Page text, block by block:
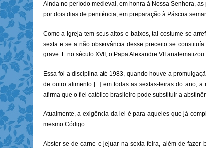
Ainda no período medieval, em honra à Nossa Senhora,
por dois dias de penitência, em preparação à Páscoa
Como a Igreja tem seus altos e baixos, tal costume se
sexta e se a não observância desse preceito se
grave. E no século XVII, o Papa Alexandre VII
Essa foi a disciplina até 1983, quando houve a
de outro alimento [...] em todas as sextas-feiras do ano,
afirma que o fiel católico brasileiro pode substituir a
Atualmente, a exigência da lei é para aqueles que já
mesmo Código.
Abster-se de carne e jejuar na sexta feira, além de fazer